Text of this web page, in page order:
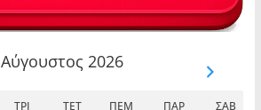
Αύγουστος 2026
ΤΡΊ ΤΕΤ ΠΈΜ ΠΑΡ ΣΆΒ